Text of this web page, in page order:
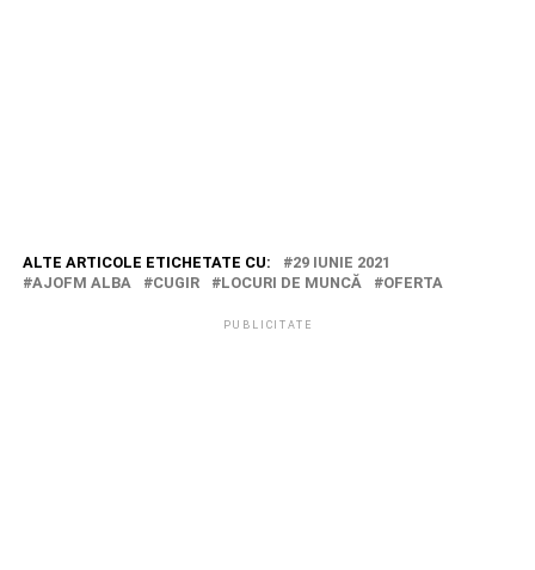
ALTE ARTICOLE ETICHETATE CU:
29 IUNIE 2021
AJOFM ALBA
CUGIR LOCURI DE MUNCĂ OFERTA
PUBLICITATE